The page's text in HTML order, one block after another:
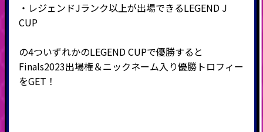
・レジェンドJランク以上が出場できるLEGEND J
CUP
の4ついずれかのLEGEND CUPで優勝すると
Finals2023出場権＆ニックネーム入り優勝トロフィー
をGET！